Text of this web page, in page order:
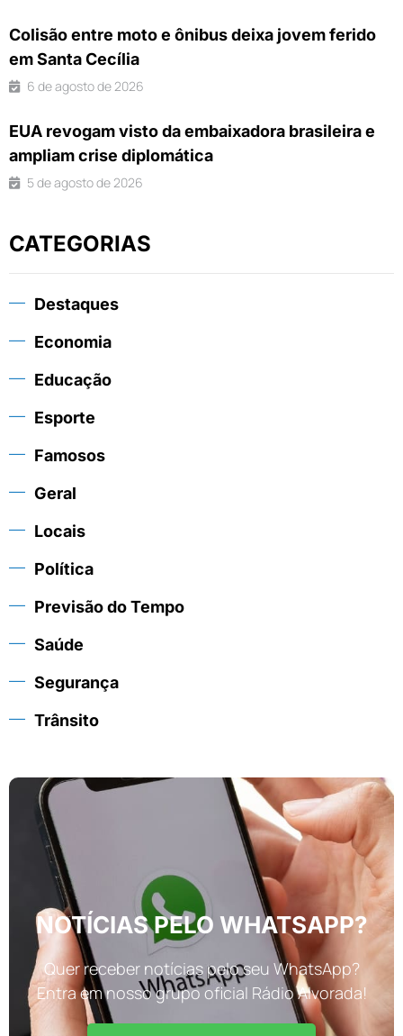
Colisão entre moto e ônibus deixa jovem ferido
em Santa Cecília
6 de agosto de 2026
EUA revogam visto da embaixadora brasileira e
ampliam crise diplomática
5 de agosto de 2026
CATEGORIAS
Destaques
Economia
Educação
Esporte
Famosos
Geral
Locais
Política
Previsão do Tempo
Saúde
Segurança
Trânsito
NOTÍCIAS PELO WHATSAPP?
Quer receber notícias pelo seu WhatsApp?
Entra em nosso grupo oficial Rádio Alvorada!